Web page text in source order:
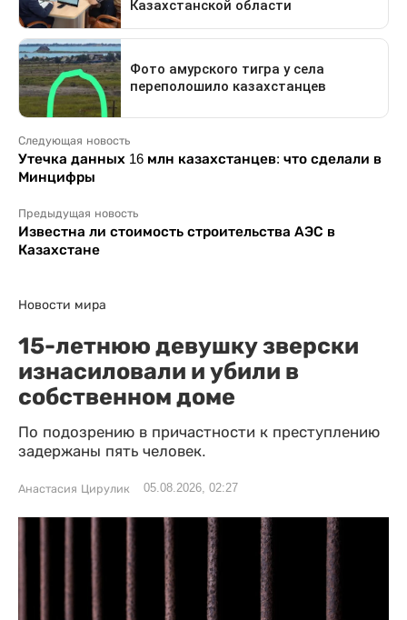
Следующая новость
Утечка данных 16 млн казахстанцев: что сделали в
Минцифры
Предыдущая новость
Известна ли стоимость строительства АЭС в
Казахстане
Новости мира
15-летнюю девушку зверски
изнасиловали и убили в
собственном доме
По подозрению в причастности к преступлению
задержаны пять человек.
Анастасия Цирулик 05.08.2026, 02:27